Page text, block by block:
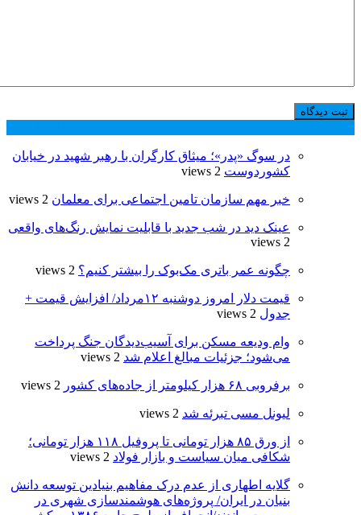
در سوگ «پدر»؛ میثاق کارگران با رهبر شهید در خیابان
کشوردوست 2 views
خبر مهم سازمان تامین اجتماعی برای معلمان 2 views
عینک دید در شب جدید با قابلیت نمایش رنگ‌های واقعی
2 views
چگونه عمر باتری مک‌بوک را بیشتر کنیم؟ 2 views
قیمت دلار امروز دوشنبه ۱۲مرداد/ افزایش قیمت +
جدول 2 views
وام ودیعه مسکن برای آسیب‌دیدگان جنگ پرداخت
می‌شود؛ جزئیات مبالغ اعلام شد 2 views
برفروبی ۶۸ هزار کیلومتر از جاده‌های کشور 2 views
لیونل مسی تبرئه شد 2 views
از ورق ۸۵ هزار تومانی تا پروفیل ۱۱۸ هزار تومانی؛
شکافی میان سیاست و بازار فولاد 2 views
گلایه اطهاری از عدم درک مفاهیم بنیادین توسعه دانش
بنیان در ایران/ پروژه‌های هوشمندسازی شهری در